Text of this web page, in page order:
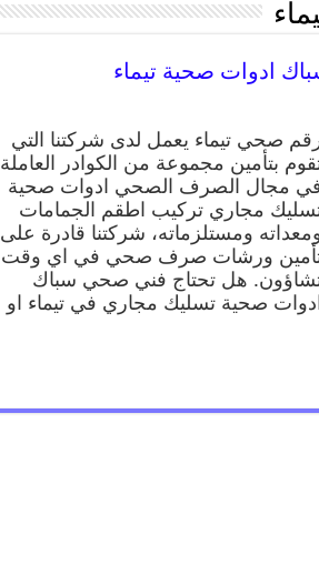
صحي تيماء يعمل لدى شركتنا التي
بتأمين مجموعة من الكوادر العاملة
مجال الصرف الصحي ادوات صحية
مجاري تركيب اطقم الجمامات
ومستلزماته، شركتنا قادرة على
ورشات صرف صحي في اي وقت
هل تحتاج فني صحي سباك
ادوات صحية تسليك مجاري في تيماء او